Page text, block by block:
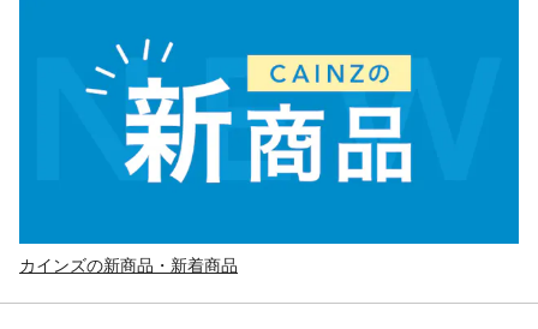
カインズの新商品・新着商品